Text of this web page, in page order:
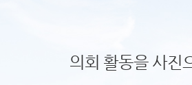
의회 활동을 사진